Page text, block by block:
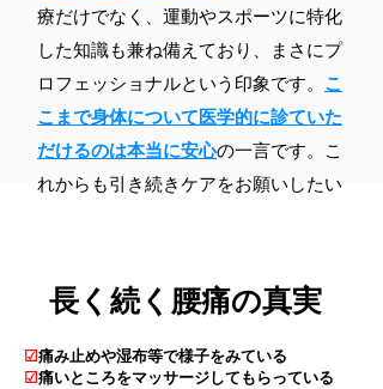
療だけでなく、運動やスポーツに特化
した知識も兼ね備えており、まさにプ
ロフェッショナルという印象です。 こ
こまで身体について医学的に診ていた
だけるのは本当に安心の一言です。こ
れからも引き続きケアをお願いしたい
​長く続く腰痛の真実
☑痛み止めや湿布等で様子をみている
☑痛いところをマッサージしてもらっている